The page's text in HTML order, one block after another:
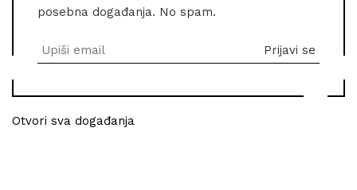
posebna događanja. No spam.
Otvori sva događanja